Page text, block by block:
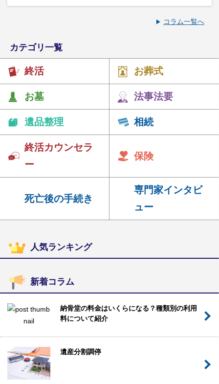
コラム一覧へ
カテゴリ一覧
終活 お葬式
お墓 法事法要
遺品整理 相続
終活カウンセラ
ー
保険
死亡後の手続き
専門家インタビ
ュー
人気ランキング
新着コラム
納骨堂の料金はいくらになる？種類別の利用
料について紹介
遺産分割調停